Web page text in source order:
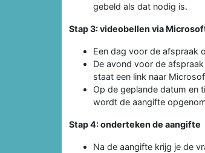
gebeld als dat nodig is.
Stap 3: videobellen via
Een dag voor de afspraak
De avond voor de
staat een link naar
Op de geplande datum en
wordt de aangifte
Stap 4: onderteken de aangifte
Na de aangifte krijg je de